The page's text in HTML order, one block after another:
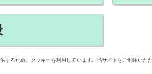
ため、6月の診療報酬改定で新設された「看
ていることが分かった。【兼松昭夫】
するため、クッキーを利用しています。当サイトをご利用いた